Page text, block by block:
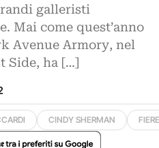
galleristi
Mai come quest’anno
Avenue Armory, nel
Side, ha […]
CINDY SHERMAN FIERE